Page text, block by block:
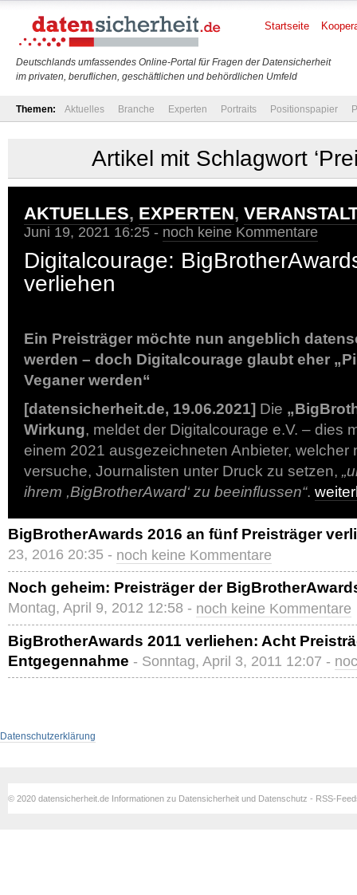
Deutschlands umfassendes Online-Portal für Fragen der Datensicherheit
im privaten, beruflichen, geschäftlichen und behördlichen Umfeld
Startseite
Themen: Aktuelles Branche Experten Portraits Positionspapier
Artikel mit Schlagwort
AKTUELLES, EXPERTEN,
Juni 19, 2021 16:25 - noch keine Kommentare
Digitalcourage:
verliehen
Ein Preisträger möchte nun angeblich
werden – doch Digitalcourage glaubt eher
Veganer werden“
[datensicherheit.de, 19.06.2021] Die
Wirkung, meldet der Digitalcourage e.V. – dies
einem 2021 ausgezeichneten Anbieter, welcher
versuche, Journalisten unter Druck zu setzen,
ihrem ,BigBrotherAward‘ zu beeinflussen“.
BigBrotherAwards 2016 an fünf Preisträger
23, 2016 20:35 - noch keine Kommentare
Noch geheim: Preisträger der
Montag, April 9, 2012 12:58 - noch keine Kommentare
BigBrotherAwards 2011 verliehen: Acht
Entgegennahme - Sonntag, April 3, 2011 12:07 -
Datenschutzerklärung
© 2020 datensicherheit.de Informationen zu Datensicherheit und Datenschutz - RSS-